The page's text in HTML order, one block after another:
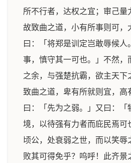
所不行者，达权之宜；审己量
故致曲之道，小有所事则可，
曰：「将郑是训定岂敢辱候人
事，慎守其一可也。」不然，
之余，与强楚抗霸，欲主天下
致曲之道，卑有所就则宜，高
曰：「先为之弱。」又曰：「
境，以待强有力者而庇民焉可
顷公，处衰弱之世，而以笑辱
败其可得免乎？呜呼！此齐景